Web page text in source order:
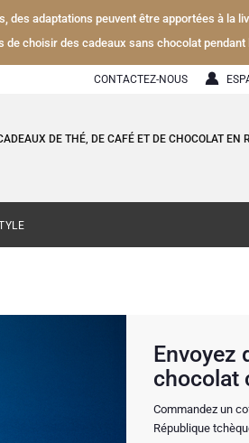
des adaptations peuvent être apportées à la
de choisir des cadeaux sans chocolat pendant
CONTACTEZ-NOUS
DE THÉ, DE CAFÉ ET DE CHOCOLAT
Envoyez
chocolat
Commandez un
République